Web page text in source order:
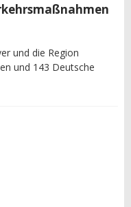
und die Region
und 143 Deutsche